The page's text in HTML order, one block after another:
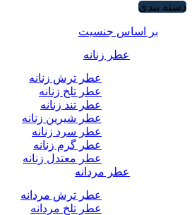
دسته بندی
بر اساس جنسیت
عطر زنانه
عطر ترش زنانه
عطر تلخ زنانه
عطر تند زنانه
عطر شیرین زنانه
عطر سرد زنانه
عطر گرم زنانه
عطر معتدل زنانه
عطر مردانه
عطر ترش مردانه
عطر تلخ مردانه